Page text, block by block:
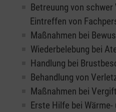
Betreuung von
Eintreffen von
Maßnahmen bei
Wiederbelebung bei
Handlung bei
Behandlung von
Maßnahmen bei
Erste Hilfe bei